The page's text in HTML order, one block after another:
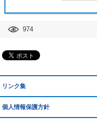
974
リンク集
個人情報保護方針